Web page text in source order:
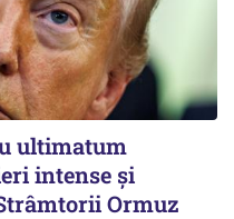
ultimatum
intense și
Ormuz